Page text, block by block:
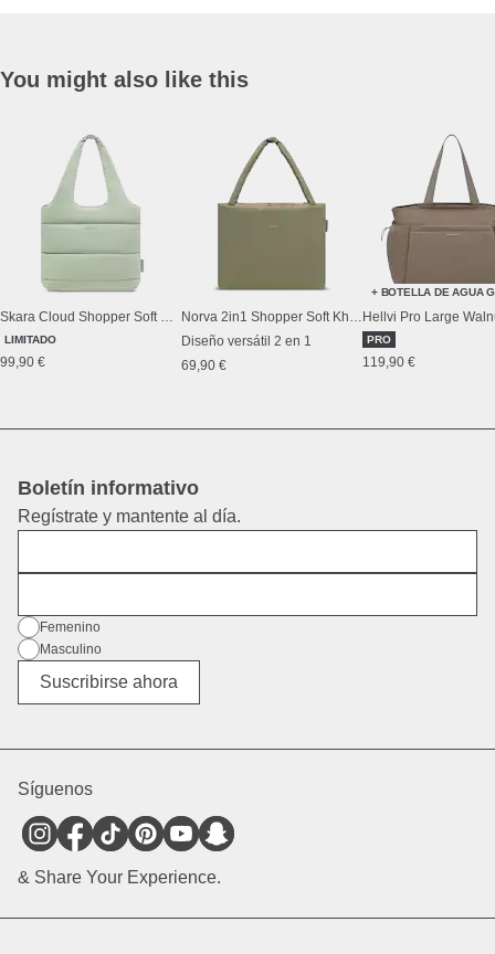
You might also like this
Skara Cloud Shopper Soft Green
LIMITADO
99,90 €
Norva 2in1 Shopper Soft Khaki/Dusty Sand
Diseño versátil 2 en 1
69,90 €
+ BOTELLA DE AGUA
Hellvi Pro Large
PRO
119,90 €
Boletín informativo
Regístrate y mantente al día.
Género
Femenino
Masculino
Diverso
Suscribirse ahora
Síguenos
& Share Your Experience.